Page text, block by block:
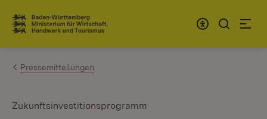
Zum Inhalt springen
Link zur Startseite
Pressemitteilungen
Zukunftsinvestitionsprogramm